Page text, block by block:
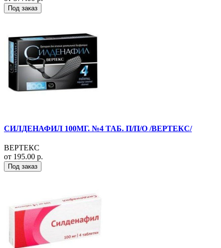
Под заказ
СИЛДЕНАФИЛ 100МГ. №4 ТАБ. П/П/О /ВЕРТЕКС/
ВЕРТЕКС
от 195.00 р.
Под заказ